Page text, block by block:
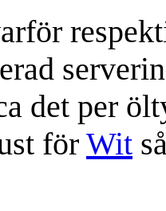
det per
förWit